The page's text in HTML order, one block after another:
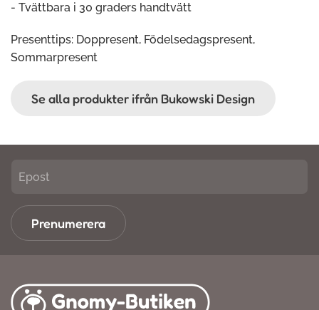
- Tvättbara i 30 graders handtvätt
Presenttips: Doppresent, Födelsedagspresent,
Sommarpresent
Se alla produkter ifrån Bukowski Design
Prenumerera